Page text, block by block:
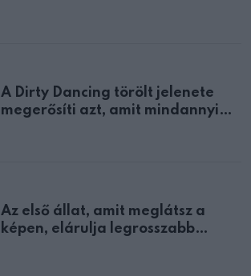
A Dirty Dancing törölt jelenete
megerősíti azt, amit mindannyian
Az első állat, amit meglátsz a
képen, elárulja legrosszabb